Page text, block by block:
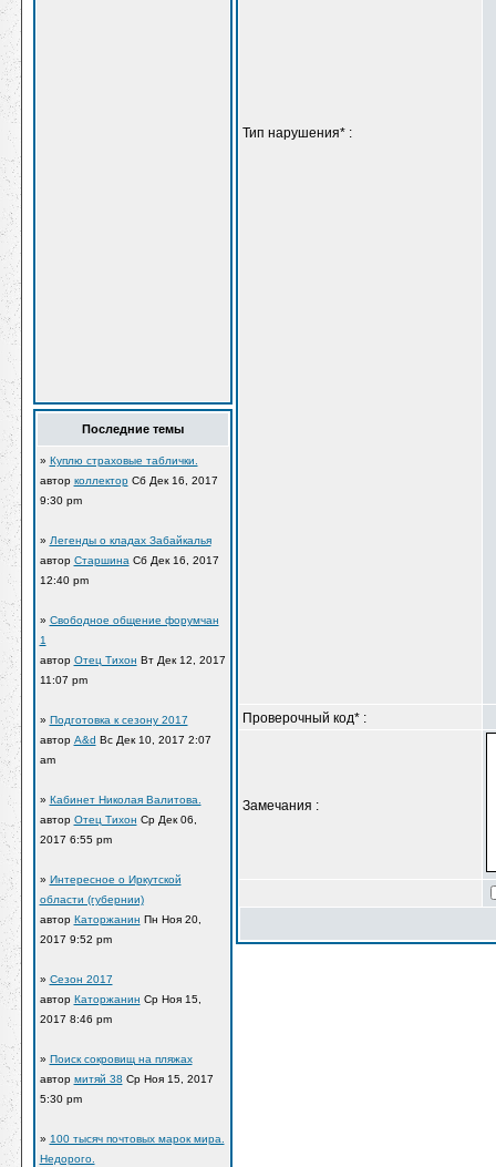
Последние темы
» Куплю страховые таблички.
автор коллекторСб Дек 16, 2017
9:30 pm
» Легенды о кладах Забайкалья
автор Старшина Сб Дек 16, 2017
12:40 pm
» Свободное общение форумчан
1
автор Отец Тихон Вт Дек 12, 2017
11:07 pm
» Подготовка к сезону 2017
автор A&d Вс Дек 10, 2017 2:07
am
» Кабинет Николая Валитова.
автор Отец Тихон Ср Дек 06,
2017 6:55 pm
» Интересное о Иркутской
области (губернии)
автор Каторжанин Пн Ноя 20,
2017 9:52 pm
» Сезон 2017
автор Каторжанин Ср Ноя 15,
2017 8:46 pm
» Поиск сокровищ на пляжах
автор митяй 38 Ср Ноя 15, 2017
5:30 pm
» 100 тысяч почтовых марок мира.
Недорого.
Тип нарушения*:
Проверочный код*:
Замечания :